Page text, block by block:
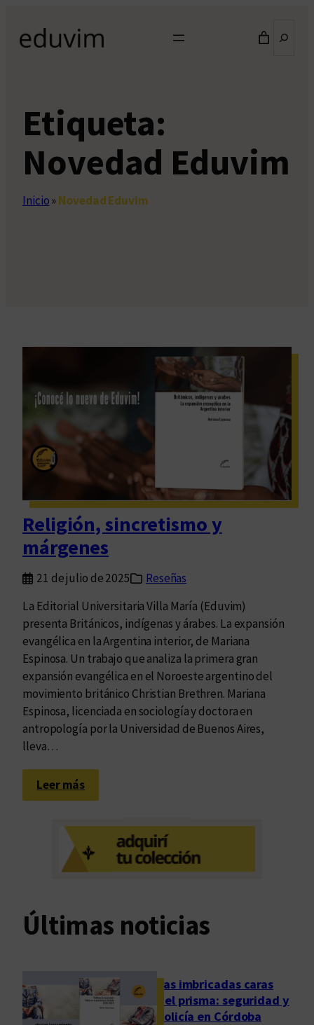
contenido
Etiqueta:
Novedad Eduvim
Inicio»Novedad Eduvim
Religión, sincretismo y
márgenes
21 de julio de 2025
Reseñas
La Editorial Universitaria Villa María (Eduvim)
presenta Británicos, indígenas y árabes. La expansión
evangélica en la Argentina interior, de Mariana
Espinosa. Un trabajo que analiza la primera gran
expansión evangélica en el Noroeste argentino del
movimiento británico Christian Brethren. Mariana
Espinosa, licenciada en sociología y doctora en
antropología por la Universidad de Buenos Aires,
lleva…
Leer más:
R
i
g
n
i
n
Últimas noticias
Las imbricadas caras
del prisma: seguridad y
policía en Córdoba